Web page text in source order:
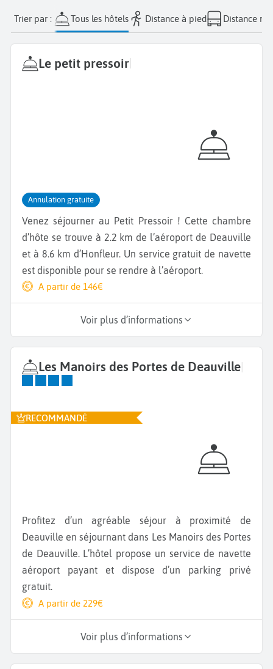
Trier par : Tous les hôtels Distance à pied Distance
Le petit pressoir
Annulation gratuite
Venez séjourner au Petit Pressoir ! Cette chambre
d’hôte se trouve à 2.2 km de l’aéroport de Deauville
et à 8.6 km d’Honfleur. Un service gratuit de navette
est disponible pour se rendre à l’aéroport.
A partir de 146€
Voir plus d’informations
Les Manoirs des Portes de Deauville
RECOMMANDÉ
Profitez d’un agréable séjour à proximité de
Deauville en séjournant dans Les Manoirs des Portes
de Deauville. L’hôtel propose un service de navette
aéroport payant et dispose d’un parking privé
gratuit.
A partir de 229€
Voir plus d’informations